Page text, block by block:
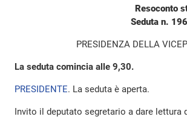
Resoconto
Seduta n.
PRESIDENZA DELLA
La seduta comincia alle 9,30.
PRESIDENTE. La seduta è aperta.
Invito il deputato segretario a dare lettura